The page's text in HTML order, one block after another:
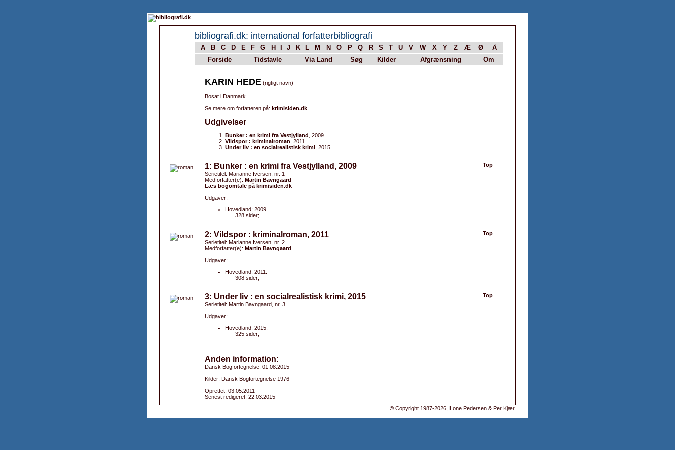
bibliografi.dk: international forfatterbibliografi
A B C D E F G H J K L M N O P Q R S T U V W X Y Z Æ Ø
Å
Forside
Tidstavle Via Land Søg Kilder Afgrænsning Om
KARIN HEDE (rigtigt navn)
Bosat i Danmark.
Se mere om forfatteren på: krimisiden.dk
Udgivelser
Bunker : en krimi fra Vestjylland , 2009
Vildspor : kriminalroman , 2011
Under liv : en socialrealistisk krimi , 2015
Top
1: Bunker : en krimi fra Vestjylland, 2009
Serietitel: Marianne Iversen, nr. 1
Medforfatter(e): Martin Bavngaard
Læs bogomtale på krimisiden.dk
Udgaver:
Hovedland; 2009.
328 sider;
Top
2: Vildspor : kriminalroman, 2011
Serietitel: Marianne Iversen, nr. 2
Medforfatter(e): Martin Bavngaard
Udgaver:
Hovedland; 2011.
308 sider;
Top
3: Under liv : en socialrealistisk krimi, 2015
Serietitel: Martin Bavngaard, nr. 3
Udgaver:
Hovedland; 2015.
325 sider;
Anden information:
Dansk Bogfortegnelse: 01.08.2015
Kilder: Dansk Bogfortegnelse 1976-
Oprettet: 03.05.2011
Senest redigeret: 22.03.2015
© Copyright 1987-2026, Lone Pedersen & Per Kjær.